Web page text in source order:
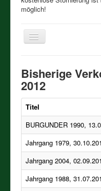
möglich!
Toggle
Navigation
Verkostungen 2026
Bisherige
Meine Weinigkeit
Impressum und
PREISLISTEN aller
ALTWEINE,
RARITÄTEN,
WEINSTEIRER-WEINE
Bisherige
2012
Titel
BURGUNDER 1990,
Jahrgang 1979,
Jahrgang 2004,
Jahrgang 1988,